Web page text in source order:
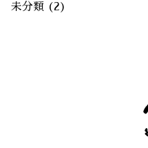
未分類(2)